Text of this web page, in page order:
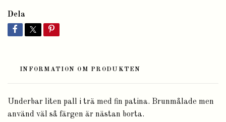
Dela
INFORMATION OM PRODUKTEN
Underbar liten pall i trä med fin patina. Brunmålade men
använd väl så färgen är nästan borta.